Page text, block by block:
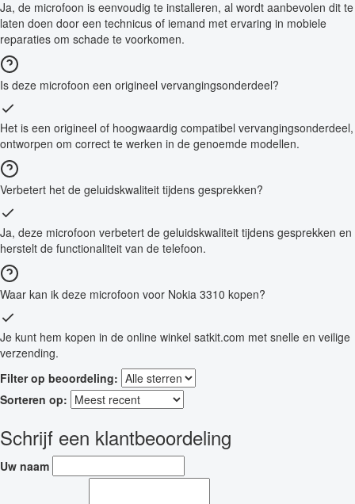
Ja, de microfoon is eenvoudig te installeren, al wordt aanbevolen dit te
laten doen door een technicus of iemand met ervaring in mobiele
reparaties om schade te voorkomen.
Is deze microfoon een origineel vervangingsonderdeel?
Het is een origineel of hoogwaardig compatibel vervangingsonderdeel,
ontworpen om correct te werken in de genoemde modellen.
Verbetert het de geluidskwaliteit tijdens gesprekken?
Ja, deze microfoon verbetert de geluidskwaliteit tijdens gesprekken en
herstelt de functionaliteit van de telefoon.
Waar kan ik deze microfoon voor Nokia 3310 kopen?
Je kunt hem kopen in de online winkel satkit.com met snelle en veilige
verzending.
Filter op beoordeling:
Sorteren op:
Schrijf een klantbeoordeling
Uw naam